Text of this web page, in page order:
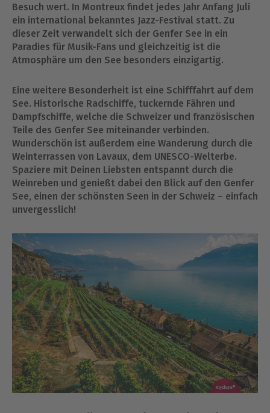
Besuch wert. In Montreux findet jedes Jahr Anfang Juli
ein international bekanntes Jazz-Festival statt. Zu
dieser Zeit verwandelt sich der Genfer See in ein
Paradies für Musik-Fans und gleichzeitig ist die
Atmosphäre um den See besonders einzigartig.
Eine weitere Besonderheit ist eine Schifffahrt auf dem
See. Historische Radschiffe, tuckernde Fähren und
Dampfschiffe, welche die Schweizer und französischen
Teile des Genfer See miteinander verbinden.
Wunderschön ist außerdem eine Wanderung durch die
Weinterrassen von Lavaux, dem UNESCO-Welterbe.
Spaziere mit Deinen Liebsten entspannt durch die
Weinreben und genießt dabei den Blick auf den Genfer
See, einen der schönsten Seen in der Schweiz – einfach
unvergesslich!